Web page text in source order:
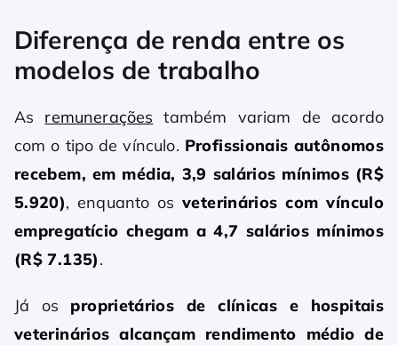
Diferença de renda entre os
modelos de trabalho
As remunerações também variam de acordo
com o tipo de vínculo. Profissionais autônomos
recebem, em média, 3,9 salários mínimos (R$
5.920), enquanto osveterinários com vínculo
empregatício chegam a 4,7 salários mínimos
(R$ 7.135).
Já os proprietários de clínicas e hospitais
veterinários alcançam rendimento médio de